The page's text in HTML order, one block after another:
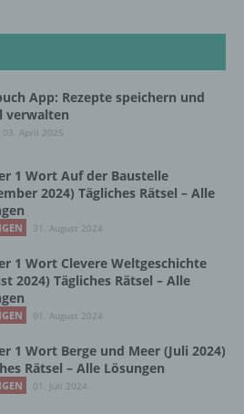
App: Rezepte speichern und
verwalten
03. April 2025
1 Wort Auf der Baustelle
2024) Tägliches Rätsel – Alle
31. August 2024
1 Wort Clevere Weltgeschichte
2024) Tägliches Rätsel – Alle
01. August 2024
1 Wort Berge und Meer (Juli 2024)
Rätsel – Alle Lösungen
01. Juli 2024
den Abgleich oder die
Einschränkung, das
Vernichtung.
der Verarbeitung
der Verarbeitung ist die
Daten mit dem Ziel, ihre
einzuschränken.
Daten, die
diese
Daten verwendet
persönliche Aspekte,